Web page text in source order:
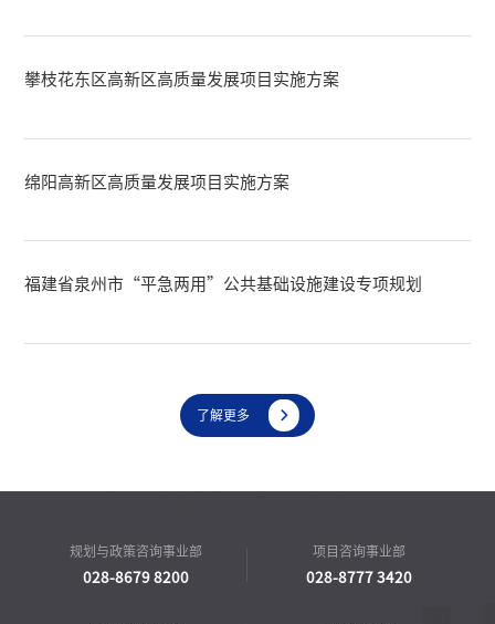
攀枝花东区高新区高质量发展项目实施方案
绵阳高新区高质量发展项目实施方案
福建省泉州市“平急两用”公共基础设施建设专项规划
了解更多 
规划与政策咨询事业部
028-8679 8200
项目咨询事业部
028-8777 3420